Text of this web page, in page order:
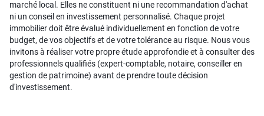
marché local. Elles ne constituent ni une recommandation d'achat
ni un conseil en investissement personnalisé. Chaque projet
immobilier doit être évalué individuellement en fonction de votre
budget, de vos objectifs et de votre tolérance au risque. Nous vous
invitons à réaliser votre propre étude approfondie et à consulter des
professionnels qualifiés (expert-comptable, notaire, conseiller en
gestion de patrimoine) avant de prendre toute décision
d'investissement.